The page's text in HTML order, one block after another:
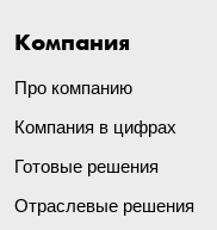
Компания
Про компанию
Компания в цифрах
Готовые решения
Отраслевые решения